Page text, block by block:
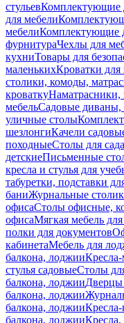
стульевКомплектующие
для мебели
мебелиКомплектующие
фурнитураЧехлы для
кухниТовары для
маленькихКроватки
столики, комоды,
кроваткуНаматрасники,
мебельСадовые диваны,
уличные столы
шезлонгиКачели
походныеСтолы для сада
детскиеПисьменные
кресла и стулья для
табуретки, подставки
баниЖурнальные
офисаСтолы офисные,
офисаМягкая мебель
полки для документов
кабинетаМебель для
балкона, лоджии
стулья садовыеСтолы
балкона, лоджии
балкона, лоджии
балкона, лоджииКресла-
балкона, лоджии